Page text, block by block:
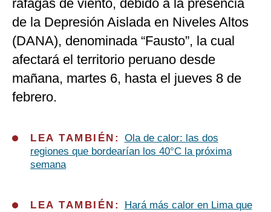
ráfagas de viento, debido a la presencia
de la Depresión Aislada en Niveles Altos
(DANA), denominada “Fausto”, la cual
afectará el territorio peruano desde
mañana, martes 6, hasta el jueves 8 de
febrero.
LEA TAMBIÉN: Ola de calor: las dos
regiones que bordearían los 40°C la próxima
semana
LEA TAMBIÉN:
Hará más calor en Lima que